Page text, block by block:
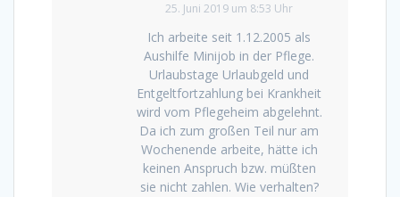
25. Juni 2019 um 8:53 Uhr
Ich arbeite seit 1.12.2005 als
Aushilfe Minijob in der Pflege.
Urlaubstage Urlaubgeld und
Entgeltfortzahlung bei Krankheit
wird vom Pflegeheim abgelehnt.
Da ich zum großen Teil nur am
Wochenende arbeite, hätte ich
keinen Anspruch bzw. müßten
sie nicht zahlen. Wie verhalten?